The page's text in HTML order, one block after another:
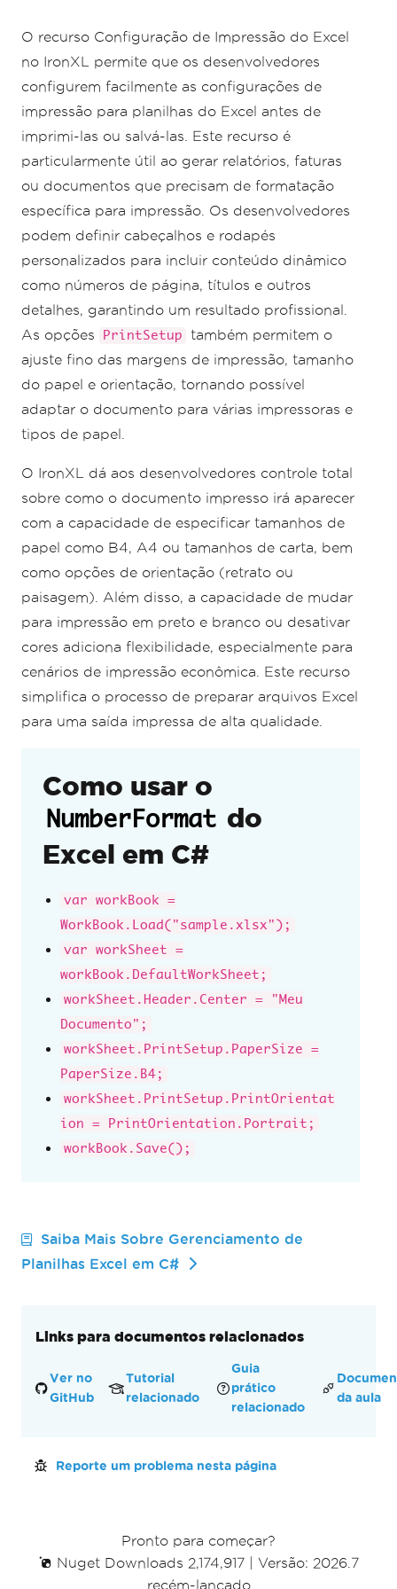
O recurso Configuração de Impressão do Excel
no IronXL permite que os desenvolvedores
configurem facilmente as configurações de
impressão para planilhas do Excel antes de
imprimi-las ou salvá-las. Este recurso é
particularmente útil ao gerar relatórios, faturas
ou documentos que precisam de formatação
específica para impressão. Os desenvolvedores
podem definir cabeçalhos e rodapés
personalizados para incluir conteúdo dinâmico
como números de página, títulos e outros
detalhes, garantindo um resultado profissional.
As opções
PrintSetup
também permitem o
ajuste fino das margens de impressão, tamanho
do papel e orientação, tornando possível
adaptar o documento para várias impressoras e
tipos de papel.
O IronXL dá aos desenvolvedores controle total
sobre como o documento impresso irá aparecer
com a capacidade de especificar tamanhos de
papel como B4, A4 ou tamanhos de carta, bem
como opções de orientação (retrato ou
paisagem). Além disso, a capacidade de mudar
para impressão em preto e branco ou desativar
cores adiciona flexibilidade, especialmente para
cenários de impressão econômica. Este recurso
simplifica o processo de preparar arquivos Excel
para uma saída impressa de alta qualidade.
Como usar o
NumberFormat do
Excel em C#
var workBook =
WorkBook.Load("sample.xlsx");
var workSheet =
workBook.DefaultWorkSheet;
workSheet.Header.Center = "Meu
Documento";
workSheet.PrintSetup.PaperSize =
PaperSize.B4;
workSheet.PrintSetup.PrintOrientat
ion = PrintOrientation.Portrait;
workBook.Save();
Saiba Mais Sobre Gerenciamento de
Planilhas Excel em C#
Links para documentos relacionados
Ver no
GitHub
Tutorial
relacionado
Guia
prático
relacionado
da aula
Reporte um problema nesta página
Pronto para começar?
Nuget Downloads 2,174,917
Versão: 2026.7
recém-lançado